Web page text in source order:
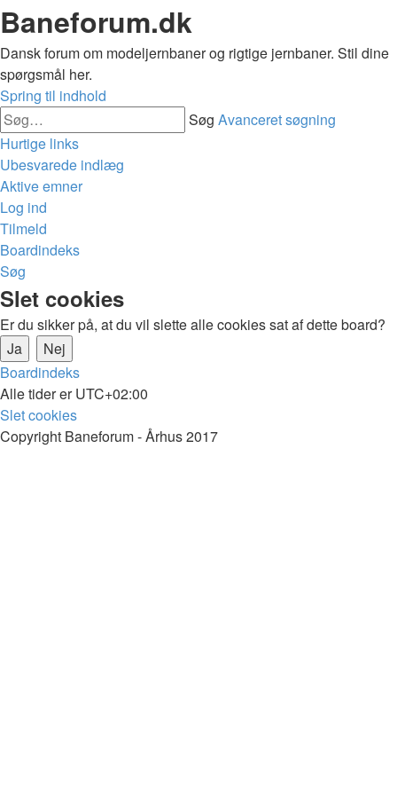
Baneforum.dk
Dansk forum om modeljernbaner og rigtige jernbaner. Stil dine
spørgsmål her.
Spring til indhold
Søg Avanceret søgning
Hurtige links
Ubesvarede indlæg
Aktive emner
Log ind
Tilmeld
Boardindeks
Søg
Slet cookies
Er du sikker på, at du vil slette alle cookies sat af dette board?
Boardindeks
Alle tider erUTC+02:00
Slet cookies
Copyright Baneforum - Århus 2017